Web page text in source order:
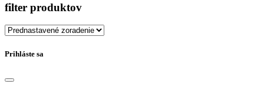
filter produktov
Prihláste sa